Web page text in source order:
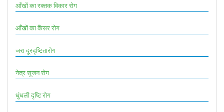
आँखों का रक्तक विकार रोग
आँखों का कैंसर रोग
जरा दूरदृष्टितारोग
नेत्र सूजन रोग
धुंधली दृष्टि रोग